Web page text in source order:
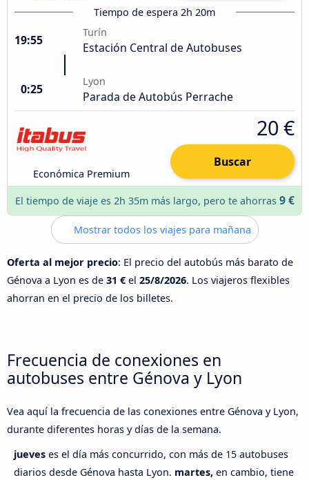
Tiempo de espera 2h 20m
19:55
Turín
Estación Central de Autobuses
0:25
Lyon
Parada de Autobús Perrache
Económica Premium
20 €
Buscar
El tiempo de viaje es 2h 35m más largo, pero te ahorras 9 €
Mostrar todos los viajes para mañana
Oferta al mejor precio: El precio del autobús más barato de
Génova a Lyon es de 31 € el 25/8/2026. Los viajeros flexibles
ahorran en el precio de los billetes.
Frecuencia de conexiones en
autobuses entre Génova y Lyon
Vea aquí la frecuencia de las conexiones entre Génova y Lyon,
durante diferentes horas y días de la semana.
jueves es el día más concurrido, con más de 15 autobuses
diarios desde Génova hasta Lyon. martes, en cambio, tiene